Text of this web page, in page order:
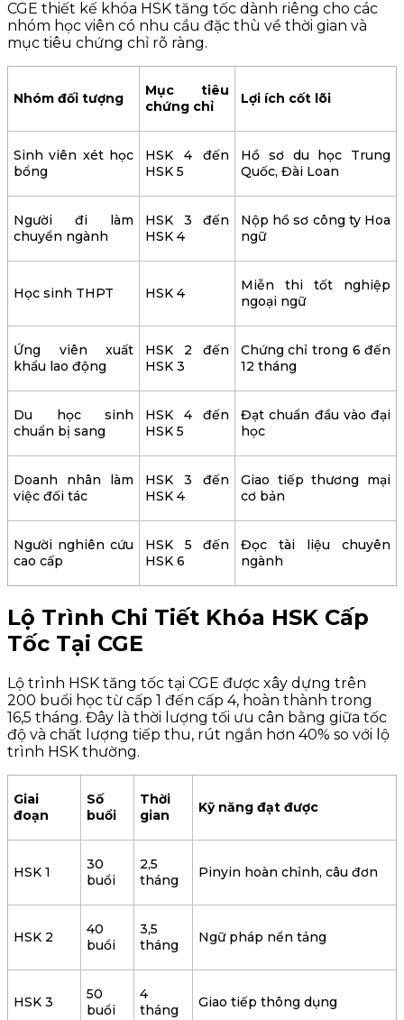
CGE thiết kế khóa HSK tăng tốc dành riêng cho các
nhóm học viên có nhu cầu đặc thù về thời gian và
mục tiêu chứng chỉ rõ ràng.
Nhóm đối tượng
Mục tiêu
chứng chỉ
Lợi ích cốt lõi
Sinh viên xét học
bổng
HSK 4 đến
HSK 5
Hồ sơ du học Trung
Quốc, Đài Loan
Người đi làm
chuyển ngành
HSK 3 đến
HSK 4
Nộp hồ sơ công ty Hoa
ngữ
Học sinh THPT HSK 4
Miễn thi tốt nghiệp
ngoại ngữ
Ứng viên xuất
khẩu lao động
HSK 2 đến
HSK 3
Chứng chỉ trong 6 đến
12 tháng
Du học sinh
chuẩn bị sang
HSK 4 đến
HSK 5
Đạt chuẩn đầu vào đại
học
Doanh nhân làm
việc đối tác
HSK 3 đến
HSK 4
Giao tiếp thương mại
cơ bản
Người nghiên cứu
cao cấp
HSK 5 đến
HSK 6
Đọc tài liệu chuyên
ngành
Lộ Trình Chi Tiết Khóa HSK Cấp
Tốc Tại CGE
Lộ trình HSK tăng tốc tại CGE được xây dựng trên
200 buổi học từ cấp 1 đến cấp 4, hoàn thành trong
16,5 tháng. Đây là thời lượng tối ưu cân bằng giữa tốc
độ và chất lượng tiếp thu, rút ngắn hơn 40% so với lộ
trình HSK thường.
Giai
đoạn
Số
buổi
Thời
gian
Kỹ năng đạt được
HSK 1
30
buổi
2,5
tháng
Pinyin hoàn chỉnh, câu đơn
HSK 2
40
buổi
3,5
tháng
Ngữ pháp nền tảng
HSK 3
50
buổi
4
tháng
Giao tiếp thông dụng